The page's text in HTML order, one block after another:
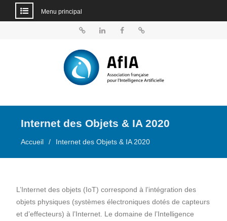
Menu principal
Internet des Objets & IA 2020
Accueil Internet des Objets & IA 2020
L’Internet des objets (IoT) correspond à l’intégration des
objets physiques (systèmes électroniques dotés de capteurs
et d’effecteurs) à l’Internet. Le domaine de l’Intelligence